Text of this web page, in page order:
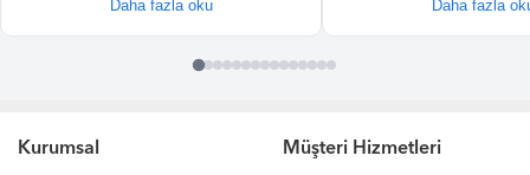
Kurumsal Müşteri Hizmetleri